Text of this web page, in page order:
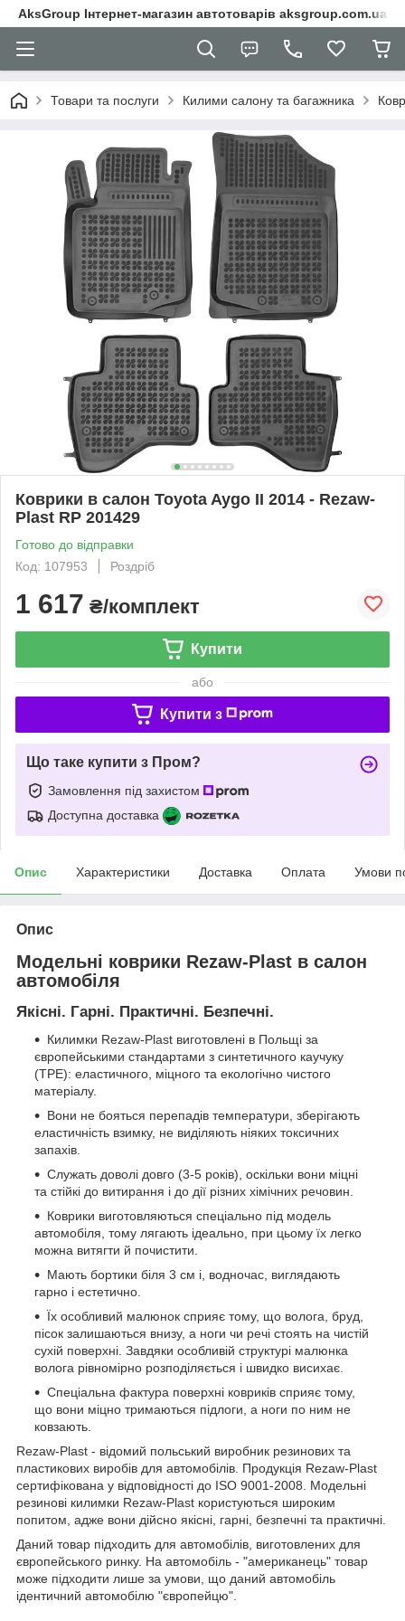
AksGroup Інтернет-магазин автотоварів aksgroup.com.ua
Товари та послуги Килими салону та багажника
Коврики в салон Toyota Aygo II 2014 - Rezaw-
Plast RP 201429
Готово до відправки
Код: 107953
Роздріб
1 617 ₴/комплект
Купити
або
Купити з
Що таке купити з Пром?
Замовлення під захистом
Доступна доставка
Опис Характеристики Доставка Оплата Умови
Опис
Модельні коврики Rezaw-Plast в салон
автомобіля
Якісні. Гарні. Практичні. Безпечні.
Килимки Rezaw-Plast виготовлені в Польщі за
європейськими стандартами з синтетичного каучуку
(ТРЕ): еластичного, міцного та екологічно чистого
матеріалу.
Вони не бояться перепадів температури, зберігають
еластичність взимку, не виділяють ніяких токсичних
запахів.
Служать доволі довго (3-5 років), оскільки вони міцні
та стійкі до витирання і до дії різних хімічних речовин.
Коврики виготовляються спеціально під модель
автомобіля, тому лягають ідеально, при цьому їх легко
можна витягти й почистити.
Мають бортики біля 3 см і, водночас, виглядають
гарно і естетично.
Їх особливий малюнок сприяє тому, що волога, бруд,
пісок залишаються внизу, а ноги чи речі стоять на чистій
сухій поверхні. Завдяки особливій структурі малюнка
волога рівномірно розподіляється і швидко висихає.
Спеціальна фактура поверхні ковриків сприяє тому,
що вони міцно тримаються підлоги, а ноги по ним не
ковзають.
Rezaw-Plast - відомий польський виробник резинових та
пластикових виробів для автомобілів. Продукція Rezaw-Plast
сертифікована у відповідності до ISO 9001-2008. Модельні
резинові килимки Rezaw-Plast користуються широким
попитом, адже вони дійсно якісні, гарні, безпечні та практичні.
Даний товар підходить для автомобілів, виготовлених для
європейського ринку. На автомобіль - "американець" товар
може підходити лише за умови, що даний автомобіль
ідентичний автомобілю "європейцю".